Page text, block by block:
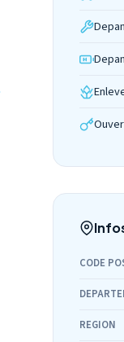
CODE
REGION